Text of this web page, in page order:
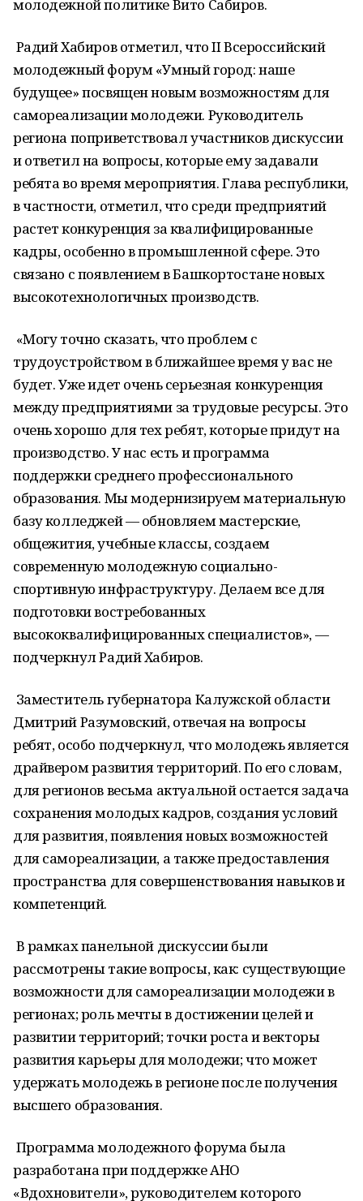
молодежной политике Вито Сабиров.
Радий Хабиров отметил, что II Всероссийский
молодежный форум «Умный город: наше
будущее» посвящен новым возможностям для
самореализации молодежи. Руководитель
региона поприветствовал участников дискуссии
и ответил на вопросы, которые ему задавали
ребята во время мероприятия. Глава республики,
в частности, отметил, что среди предприятий
растет конкуренция за квалифицированные
кадры, особенно в промышленной сфере. Это
связано с появлением в Башкортостане новых
высокотехнологичных производств.
«Могу точно сказать, что проблем с
трудоустройством в ближайшее время у вас не
будет. Уже идет очень серьезная конкуренция
между предприятиями за трудовые ресурсы. Это
очень хорошо для тех ребят, которые придут на
производство. У нас есть и программа
поддержки среднего профессионального
образования. Мы модернизируем материальную
базу колледжей — обновляем мастерские,
общежития, учебные классы, создаем
современную молодежную социально-
спортивную инфраструктуру. Делаем все для
подготовки востребованных
высококвалифицированных специалистов», —
подчеркнул Радий Хабиров.
Заместитель губернатора Калужской области
Дмитрий Разумовский, отвечая на вопросы
ребят, особо подчеркнул, что молодежь является
драйвером развития территорий. По его словам,
для регионов весьма актуальной остается задача
сохранения молодых кадров, создания условий
для развития, появления новых возможностей
для самореализации, а также предоставления
пространства для совершенствования навыков и
компетенций.
В рамках панельной дискуссии были
рассмотрены такие вопросы, как: существующие
возможности для самореализации молодежи в
регионах; роль мечты в достижении целей и
развитии территорий; точки роста и векторы
развития карьеры для молодежи; что может
удержать молодежь в регионе после получения
высшего образования.
Программа молодежного форума была
разработана при поддержке АНО
«Вдохновители», руководителем которого